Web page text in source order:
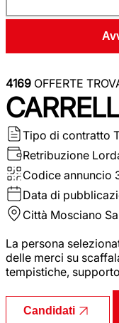
4169 OFFERTE
Tipo di contratto
Retribuzione
Codice annuncio
Data di
Città Mosciano
La persona
delle merci su
tempistiche,
Candidati